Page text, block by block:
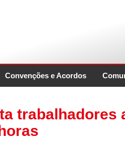
Convenções e Acordos
trabalhadores